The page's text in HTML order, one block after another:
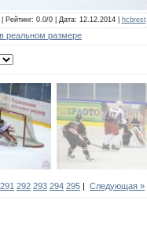
0.0/0 | Дата: 12.12.2014 | hcbrest
реальном размере
291 292 293 294 295 | Следующая »